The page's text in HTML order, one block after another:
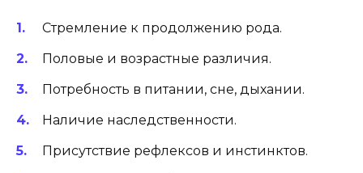
Стремление к продолжению рода.
Половые и возрастные различия.
Потребность в питании, сне, дыхании.
Наличие наследственности.
Присутствие рефлексов и инстинктов.